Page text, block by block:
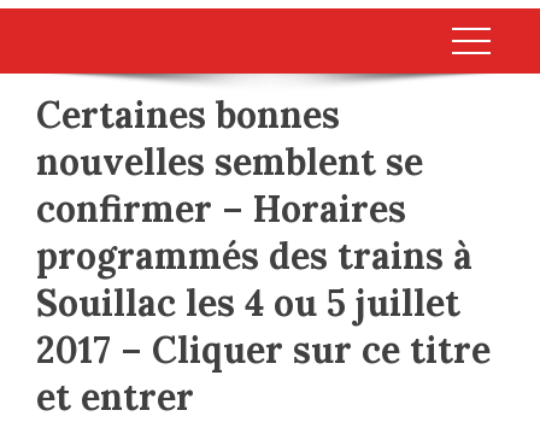
Certaines bonnes
nouvelles semblent se
confirmer – Horaires
programmés des trains à
Souillac les 4 ou 5 juillet
2017 – Cliquer sur ce titre
et entrer